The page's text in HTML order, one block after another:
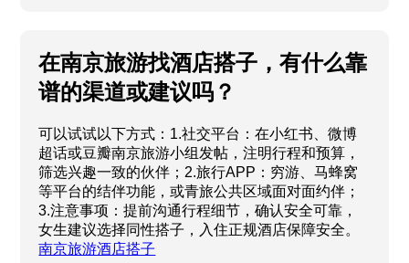
在南京旅游找酒店搭子，有什么靠
谱的渠道或建议吗？
可以试试以下方式：1.社交平台：在小红书、微博
超话或豆瓣南京旅游小组发帖，注明行程和预算，
筛选兴趣一致的伙伴；2.旅行APP：穷游、马蜂窝
等平台的结伴功能，或青旅公共区域面对面约伴；
3.注意事项：提前沟通行程细节，确认安全可靠，
女生建议选择同性搭子，入住正规酒店保障安全。
南京旅游酒店搭子